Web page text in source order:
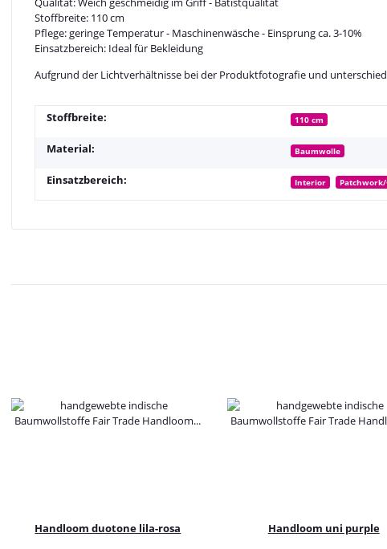
Stoffbreite: 110 cm
Pflege: geringe Temperatur - Maschinenwäsche - Einsprung ca. 3-10%
Einsatzbereich: Ideal für Bekleidung
Aufgrund der Lichtverhältnisse bei der Produktfotografie und
Stoffbreite: 110 cm
Material: Baumwolle
Einsatzbereich: Interior
Handloom duotone lila-rosa Handloom uni purple